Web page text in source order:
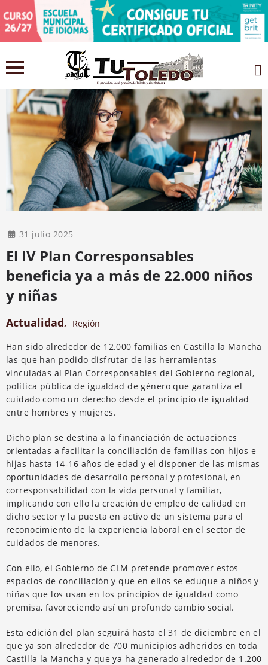
31 julio 2025
El IV Plan Corresponsables
beneficia ya a más de 22.000 niños
y niñas
Actualidad, Región
Han sido alrededor de 12.000 familias en Castilla la Mancha
las que han podido disfrutar de las herramientas
vinculadas al Plan Corresponsables del Gobierno regional,
política pública de igualdad de género que garantiza el
cuidado como un derecho desde el principio de igualdad
entre hombres y mujeres.
Dicho plan se destina a la financiación de actuaciones
orientadas a facilitar la conciliación de familias con hijos e
hijas hasta 14-16 años de edad y el disponer de las mismas
oportunidades de desarrollo personal y profesional, en
corresponsabilidad con la vida personal y familiar,
implicando con ello la creación de empleo de calidad en
dicho sector y la puesta en activo de un sistema para el
reconocimiento de la experiencia laboral en el sector de
cuidados de menores.
Con ello, el Gobierno de CLM pretende promover estos
espacios de conciliación y que en ellos se eduque a niños y
niñas que los usan en los principios de igualdad como
premisa, favoreciendo así un profundo cambio social.
Esta edición del plan seguirá hasta el 31 de diciembre en el
que ya son alrededor de 700 municipios adheridos en toda
Castilla la Mancha y que ya ha generado alrededor de 1.200